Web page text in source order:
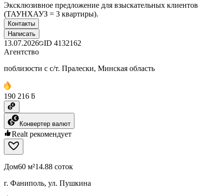
Эксклюзивное предложение для взыскательных клиентов
(ТАУНХАУЗ = 3 квартиры).
Контакты
Написать
13.07.2026 ID 4132162
Агентство
поблизости с с/т. Пралески, Минская область
190 216 ƃ
Конвертер валют
Realt рекомендует
Дом60 м²14.88 соток
г. Фаниполь, ул. Пушкина